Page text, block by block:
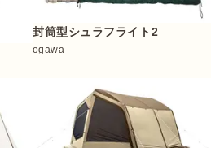
封筒型シュラフライト2
ogawa